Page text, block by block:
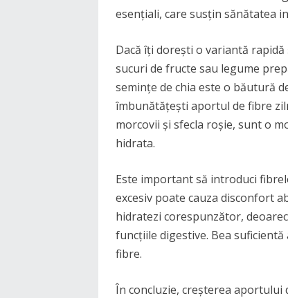
esențiali, care susțin sănătatea
Dacă îți dorești o variantă
sucuri de fructe sau legume
semințe de chia este o băutură
îmbunătățești aportul de fibre
morcovii și sfecla roșie, sunt o
hidrata.
Este important să introduci
excesiv poate cauza disconfort
hidratezi corespunzător,
funcțiile digestive. Bea
fibre.
În concluzie, creșterea aportului